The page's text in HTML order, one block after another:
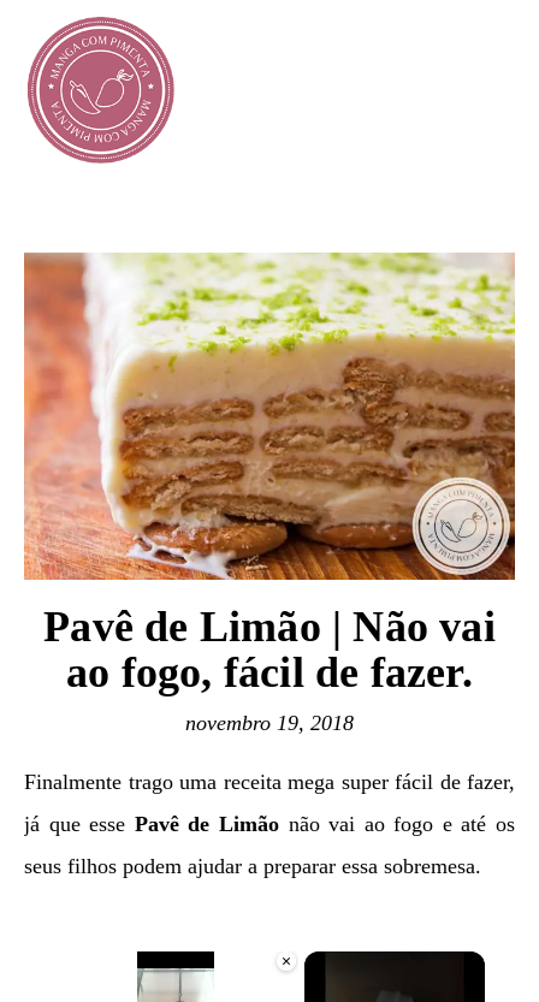
Pavê de Limão | Não vai
ao fogo, fácil de fazer.
novembro 19, 2018
Finalmente trago uma receita mega super fácil de fazer,
já que esse Pavê de Limãonão vai ao fogo e até os
seus filhos podem ajudar a preparar essa sobremesa.
×